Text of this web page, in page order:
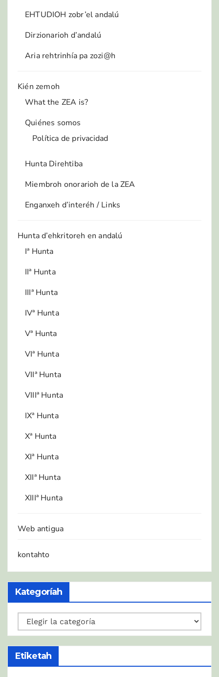
EHTUDIOH zobr’el andalú
Dirzionarioh d’andalú
Aria rehtrinhía pa zozi@h
Kién zemoh
What the ZEA is?
Quiénes somos
Política de privacidad
Hunta Direhtiba
Miembroh onorarioh de la ZEA
Enganxeh d’interéh / Links
Hunta d’ehkritoreh en andalú
Iª Hunta
IIª Hunta
IIIª Hunta
IVª Hunta
Vª Hunta
VIª Hunta
VIIª Hunta
VIIIª Hunta
IXª Hunta
Xª Hunta
XIª Hunta
XIIª Hunta
XIIIª Hunta
Web antigua
kontahto
Kategoríah
Kategoríah
Etiketah